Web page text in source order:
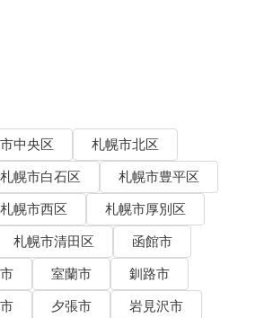
中央区
札幌市北区
札幌市白石区
札幌市豊平区
札幌市西区
札幌市厚別区
札幌市清田区
函館市
室蘭市
釧路市
夕張市
岩見沢市